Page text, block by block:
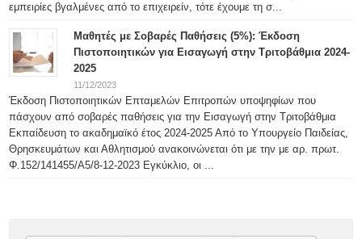
εμπειρίες βγαλμένες από το επιχειρείν, τότε έχουμε τη σ...
Μαθητές με Σοβαρές Παθήσεις (5%): Έκδοση
Πιστοποιητικών για Εισαγωγή στην Τριτοβάθμια 2024-
2025
11/12/2023
Έκδοση Πιστοποιητικών Επταμελών Επιτροπών υποψηφίων που
πάσχουν από σοβαρές παθήσεις για την Εισαγωγή στην Τριτοβάθμια
Εκπαίδευση το ακαδημαϊκό έτος 2024-2025 Από το Υπουργείο Παιδείας,
Θρησκευμάτων και Αθλητισμού ανακοινώνεται ότι με την με αρ. πρωτ.
Φ.152/141455/Α5/8-12-2023 Εγκύκλιο, οι ...